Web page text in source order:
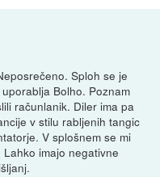
Sploh se je
Bolho. Poznam
računlanik. Diler ima pa
v stilu rabljenih tangic
V splošnem se mi
imajo negativne